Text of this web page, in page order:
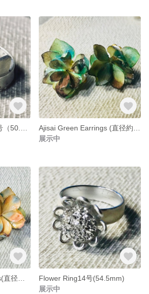
展示中
Flower Ring14号(54.5mm)
展示中